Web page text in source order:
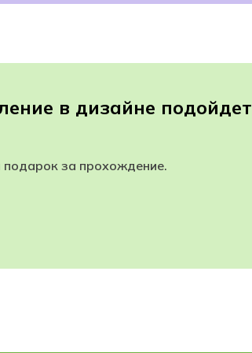
в дизайне подойдет
подарок за прохождение.